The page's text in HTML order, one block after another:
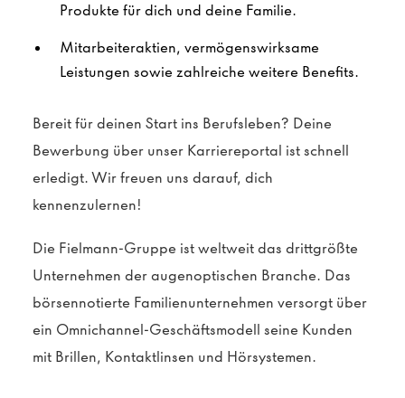
Produkte für dich und deine Familie.
Mitarbeiteraktien, vermögenswirksame
Leistungen sowie zahlreiche weitere Benefits.
Bereit für deinen Start ins Berufsleben? Deine
Bewerbung über unser Karriereportal ist schnell
erledigt. Wir freuen uns darauf, dich
kennenzulernen!
Die Fielmann-Gruppe ist weltweit das drittgrößte
Unternehmen der augenoptischen Branche. Das
börsennotierte Familienunternehmen versorgt über
ein Omnichannel-Geschäftsmodell seine Kunden
mit Brillen, Kontaktlinsen und Hörsystemen.